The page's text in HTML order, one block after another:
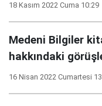
18 Kasım 2022 Cuma 10:29
Medeni Bilgiler
hakkındaki
16 Nisan 2022 Cumartesi